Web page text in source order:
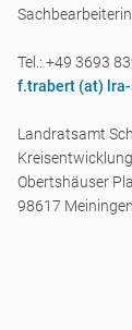
Tel.: +49 3693
f.trabert (at)
Landratsamt
Kreisentwicklung
Obertshäuser
98617 Meiningen